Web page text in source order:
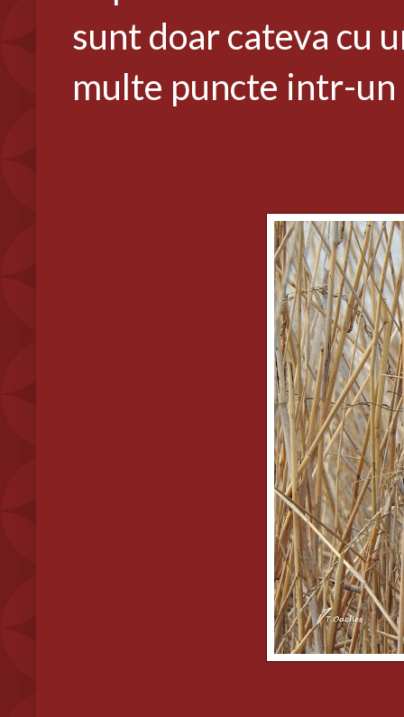
sunt doar cateva cu
multe puncte intr-